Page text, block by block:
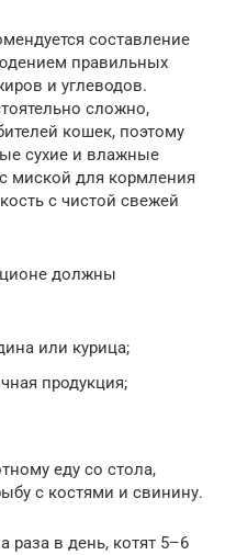
составление
правильных
и углеводов.
сложно,
кошек, поэтому
сухие и влажные
миской для кормления
с чистой свежей
должны
или курица;
продукция;
еду со стола,
с костями и свинину.
раза в день, котят 5–6